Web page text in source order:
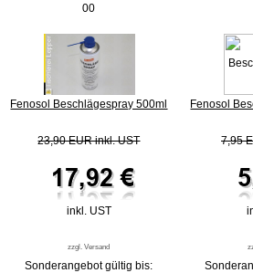
00
Fenosol Beschlägespray 500ml
23,90 EUR inkl. UST
inkl. UST
zzgl. Versand
Sonderangebot gültig bis:
Fenosol
7,95